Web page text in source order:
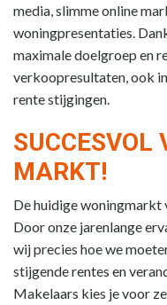
media, slimme online
woningpresentaties.
maximale doelgroep en
verkoopresultaten, ook
rente stijgingen.
SUCCESVOL
MARKT!
De huidige woningmarkt
Door onze jarenlange
wij precies hoe we
stijgende rentes en
Makelaars kies je voor